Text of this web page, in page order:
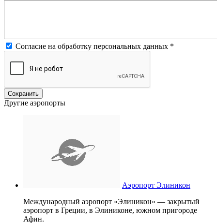
Согласие на обработку персональных данных *
Другие аэропорты
Аэропорт Элиникон
Международный аэропорт «Элиникон» — закрытый
аэропорт в Греции, в Элиниконе, южном пригороде
Афин.